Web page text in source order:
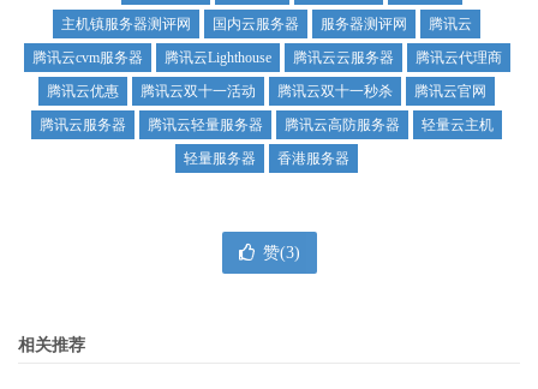
主机镇服务器测评网
国内云服务器 服务器测评网
腾讯云
腾讯云cvm服务器
腾讯云Lighthouse 腾讯云云服务器
腾讯云代理商
腾讯云优惠
腾讯云双十一活动 腾讯云双十一秒杀
腾讯云官网
腾讯云服务器
腾讯云轻量服务器 腾讯云高防服务器
轻量云主机
轻量服务器
香港服务器
赞(3)
相关推荐